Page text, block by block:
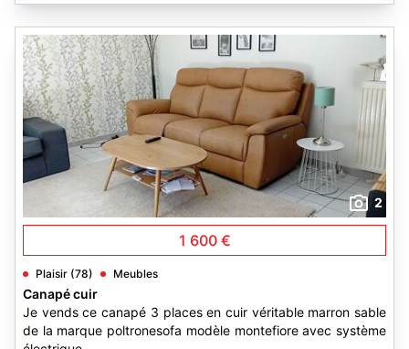
2
1 600 €
Plaisir (78) Meubles
Canapé cuir
Je vends ce canapé 3 places en cuir véritable marron sable
de la marque poltronesofa modèle montefiore avec système